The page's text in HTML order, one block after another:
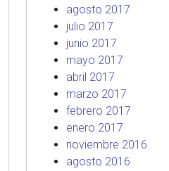
agosto 2017
julio 2017
junio 2017
mayo 2017
abril 2017
marzo 2017
febrero 2017
enero 2017
noviembre 2016
agosto 2016